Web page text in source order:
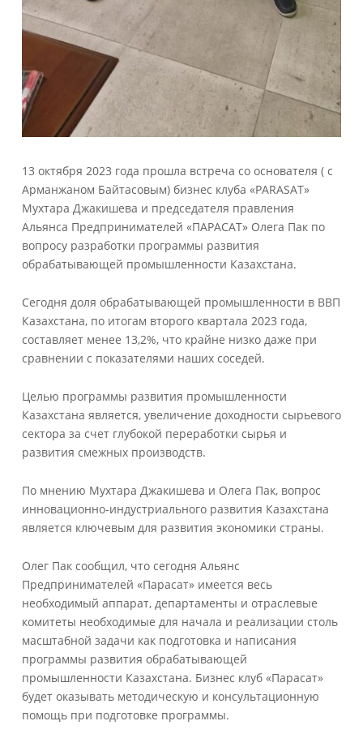
13 октября 2023 года прошла встреча со основателя ( с
Арманжаном Байтасовым) бизнес клуба «PARASAT»
Мухтара Джакишева и председателя правления
Альянса Предпринимателей «ПАРАСАТ» Олега Пак по
вопросу разработки программы развития
обрабатывающей промышленности Казахстана.
Сегодня доля обрабатывающей промышленности в ВВП
Казахстана, по итогам второго квартала 2023 года,
составляет менее 13,2%, что крайне низко даже при
сравнении с показателями наших соседей.
Целью программы развития промышленности
Казахстана является, увеличение доходности сырьевого
сектора за счет глубокой переработки сырья и
развития смежных производств.
По мнению Мухтара Джакишева и Олега Пак, вопрос
инновационно-индустриального развития Казахстана
является ключевым для развития экономики страны.
Олег Пак сообщил, что сегодня Альянс
Предпринимателей «Парасат» имеется весь
необходимый аппарат, департаменты и отраслевые
комитеты необходимые для начала и реализации столь
масштабной задачи как подготовка и написания
программы развития обрабатывающей
промышленности Казахстана. Бизнес клуб «Парасат»
будет оказывать методическую и консультационную
помощь при подготовке программы.